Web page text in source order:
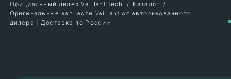
Официальный дилер Vaillant.tech
Каталог
Оригинальные запчасти Vaillant от авторизованного
дилера | Доставка по России